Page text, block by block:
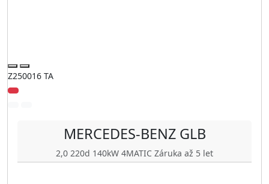
Z250016 TA
MERCEDES-BENZGLB
2,0 220d 140kW 4MATIC Záruka až 5 let